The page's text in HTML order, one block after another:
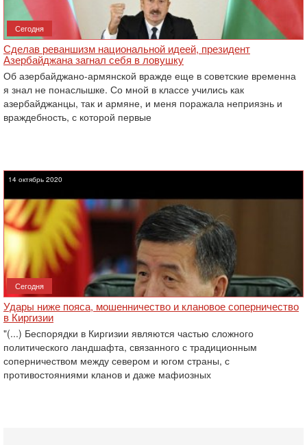
Сегодня
Сделав реваншизм национальной идеей, президент
Азербайджана загнал себя в ловушку
Об азербайджано-армянской вражде еще в советские временна
я знал не понаслышке. Со мной в классе учились как
азербайджанцы, так и армяне, и меня поражала неприязнь и
враждебность, с которой первые
14 октябрь 2020
Сегодня
Удары ниже пояса, мошенничество и клановое соперничество
в Киргизии
"(...) Беспорядки в Киргизии являются частью сложного
политического ландшафта, связанного с традиционным
соперничеством между севером и югом страны, с
противостояниями кланов и даже мафиозных